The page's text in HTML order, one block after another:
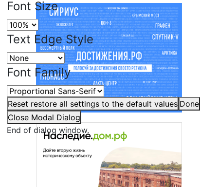
Font Size
Text Edge Style
Font Family
Reset restore all settings to the default values Done
Close Modal Dialog
End of dialog window.